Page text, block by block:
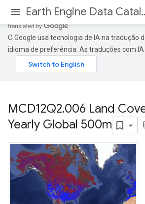
Earth
O Google usa tecnologia de IA na tradução
idioma de preferência. As traduções com IA
MCD12Q2.006 Land
Yearly Global 500m